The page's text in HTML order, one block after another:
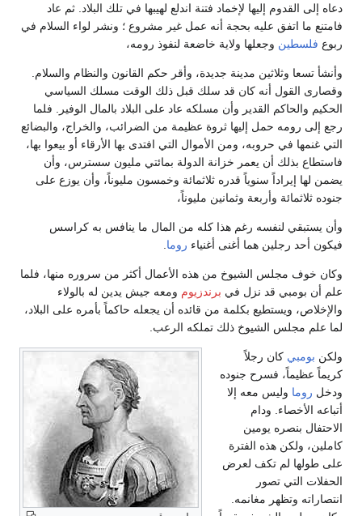
دعاه إلى القدوم إليها لإخماد فتنة اندلع لهيبها في تلك البلاد. ثم عاد
فامتنع ما اتفق عليه بحجة أنه عمل غير مشروع ؛ ونشر لواء السلام في
ربوع فلسطين وجعلها ولاية خاضعة لنفوذ رومه،
وأنشأ تسعا وثلاثين مدينة جديدة، وأقر حكم القانون والنظام والسلام.
وقصارى القول أنه كان قد سلك قبل ذلك الوقت مسلك السياسي
الحكيم والحاكم القدير وأن مسلكه عاد على البلاد بالمال الوفير. فلما
رجع إلى رومه حمل إليها ثروة عظيمة من الضرائب، والخراج، والبضائع
التي غنمها في حروبه، ومن الأموال التي افتدى بها الأرقاء أو بيعوا بها،
فاستطاع بذلك أن يعمر خزانة الدولة بمائتي مليون سسترس، وأن
يضمن لها إيراداً سنوياً قدره ثلاثمائة وخمسون مليوناً، وأن يوزع على
جنوده ثلاثمائة وأربعة وثمانين مليوناً،
وأن يستبقي لنفسه رغم هذا كله من المال ما ينافس به كراسس
فيكون أحد رجلين هما أغنى أغنياء روما
وكان خوف مجلس الشيوخ من هذه الأعمال أكثر من سروره منها، فلما
علم أن بومبي قد نزل في برندزيوم ومعه جيش يدين له بالولاء
والإخلاص، ويستطيع بكلمة من قائده أن يجعله حاكماً بأمره على البلاد،
لما علم مجلس الشيوخ ذلك تملكه الرعب.
ولكن بومبي كان رجلاً
كريماً عظيماً، فسرح جنوده
ودخل روما وليس معه إلا
أتباعه الأخصاء. ودام
الاحتفال بنصره يومين
كاملين، ولكن هذه الفترة
على طولها لم تكف لعرض
الحفلات التي تصور
انتصاراته وتظهر مغانمه.